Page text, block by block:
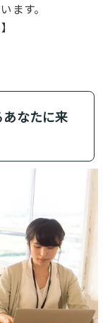
ます。
なたに来